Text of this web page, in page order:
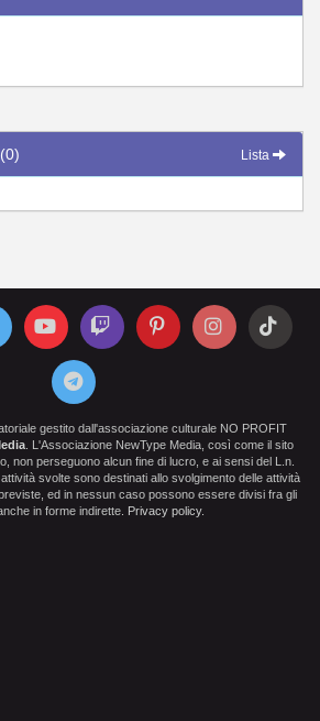
Lista
gestito dall'associazione culturale NO PROFIT
. L'Associazione NewType Media, così come il sito
non perseguono alcun fine di lucro, e ai sensi del L.n.
svolte sono destinati allo svolgimento delle attività
ed in nessun caso possono essere divisi fra gli
in forme indirette. Privacy policy.